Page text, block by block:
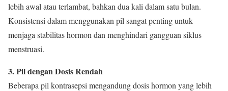
lebih awal atau terlambat, bahkan dua kali dalam satu bulan.
Konsistensi dalam menggunakan pil sangat penting untuk
menjaga stabilitas hormon dan menghindari gangguan siklus
menstruasi.
3. Pil dengan Dosis Rendah
Beberapa pil kontrasepsi mengandung dosis hormon yang lebih